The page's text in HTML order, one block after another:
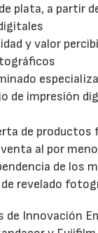
plata, a partir
y valor
de impresión
de
al por
de los
revelado
de Innovación